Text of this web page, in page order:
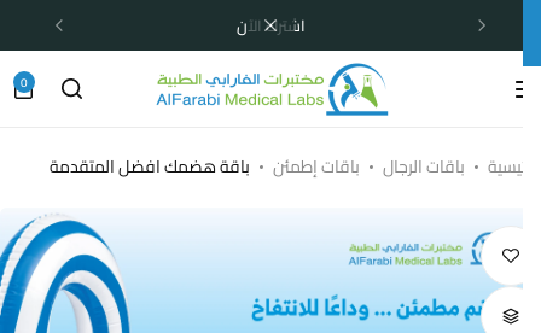
اشترك الآن
باقات الرجال باقات إطمئن باقة هضمك افضل المتقدمة